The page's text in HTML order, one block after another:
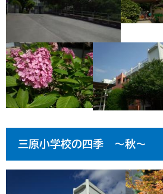
三原小学校の四季 ～秋～